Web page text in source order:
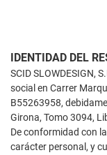
IDENTIDAD DEL
SCID SLOWDESIGN,
social en Carrer
B55263958,
Girona, Tomo 3094,
De conformidad con
carácter personal, y